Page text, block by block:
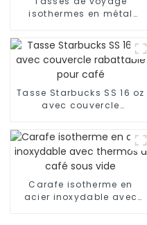
isothermes en métal
poignée
Tasse Starbucks SS 16 oz
avec couvercle
Carafe isotherme en
acier inoxydable avec